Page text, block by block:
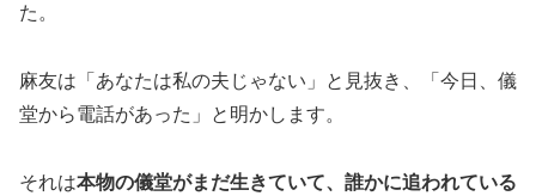
た。
麻友は「あなたは私の夫じゃない」と見抜き、「今日、儀
堂から電話があった」と明かします。
それは本物の儀堂がまだ生きていて、誰かに追われている